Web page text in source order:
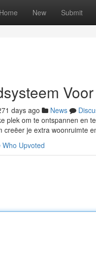
Home New Submit
days ago News
plek om te ontspannen en
creëer je extra woonruimte
Who Upvoted